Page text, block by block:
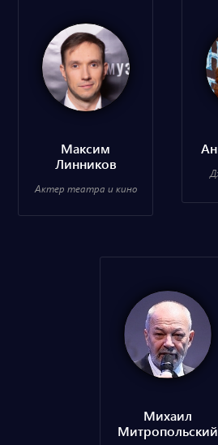
Максим
Линников
Актер театра и кино
Михаил
Митропольский